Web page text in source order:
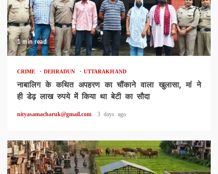
1 min read
CRIME DEHRADUN UTTARAKHAND
नाबालिग के कथित अपहरण का चौंकाने वाला खुलासा, मां ने
ही डेढ़ लाख रुपये में किया था बेटी का सौदा
nityasamacharuk@gmail.com 3 days ago